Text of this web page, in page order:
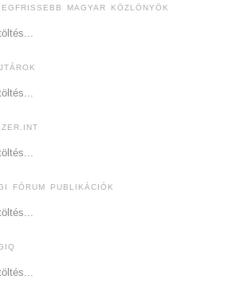
MAGYAR KÖZLÖNYÖK
FÓRUM PUBLIKÁCIÓK